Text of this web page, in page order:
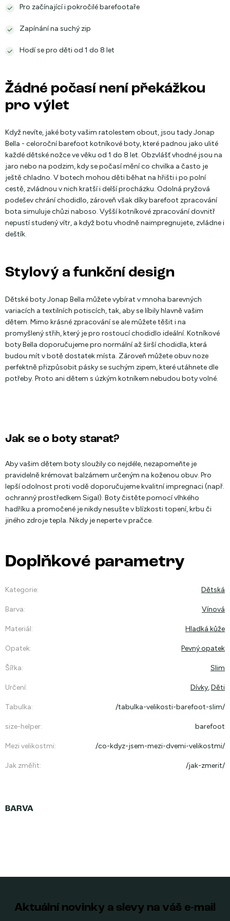
Pro začínající i pokročilé barefootaře
Zapínání na suchý zip
Hodí se pro děti od 1 do 8 let
Žádné počasí není překážkou
pro výlet
Když nevíte, jaké boty vašim ratolestem obout, jsou tady Jonap
Bella - celoroční barefoot kotníkové boty, které padnou jako ulité
každé dětské nožce ve věku od 1 do 8 let. Obzvlášť vhodné jsou na
jaro nebo na podzim, kdy se počasí mění co chvilka a často je
ještě chladno. V botech mohou děti běhat na hřišti i po polní
cestě, zvládnou v nich kratší i delší procházku. Odolná pryžová
podešev chrání chodidlo, zároveň však díky barefoot zpracování
bota simuluje chůzi naboso. Vyšší kotníkové zpracování dovnitř
nepustí studený vítr, a když botu vhodně naimpregnujete, zvládne i
deštík.
Stylový a funkční design
Dětské boty Jonap Bella můžete vybírat v mnoha barevných
variacích a textilních potiscích, tak, aby se líbily hlavně vašim
dětem. Mimo krásné zpracování se ale můžete těšit i na
promyšlený střih, který je pro rostoucí chodidlo ideální. Kotníkové
boty Bella doporučujeme pro normální až širší chodidla, která
budou mít v botě dostatek místa. Zároveň můžete obuv noze
perfektně přizpůsobit pásky se suchým zipem, které utáhnete dle
potřeby. Proto ani dětem s úzkým kotníkem nebudou boty volné.
Jak se o boty starat?
Aby vašim dětem boty sloužily co nejdéle, nezapomeňte je
pravidelně krémovat balzámem určeným na koženou obuv. Pro
lepší odolnost proti vodě doporučujeme kvalitní impregnaci (např.
ochranný prostředkem Sigal). Boty čistěte pomocí vlhkého
hadříku a promočené je nikdy nesušte v blízkosti topení, krbu či
jiného zdroje tepla. Nikdy je neperte v pračce.
Doplňkové parametry
Kategorie: Dětská
Barva: Vínová
Materiál: Hladká kůže
Opatek: Pevný opatek
Šířka: Slim
Určení: Dívky,Děti
Tabulka: /tabulka-velikosti-barefoot-slim/
size-helper: barefoot
Mezi velikostmi: /co-kdyz-jsem-mezi-dvemi-velikostmi/
Jak změřit: /jak-zmerit/
Aktuální novinky a slevy na váš e-mail